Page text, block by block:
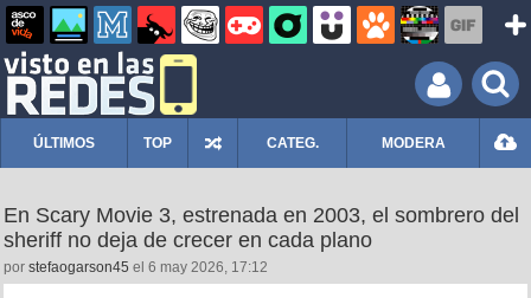
ÚLTIMOS TOP CATEG. MODERA
En Scary Movie 3, estrenada en 2003, el sombrero del
sheriff no deja de crecer en cada plano
por stefaogarson45 el 6 may 2026, 17:12